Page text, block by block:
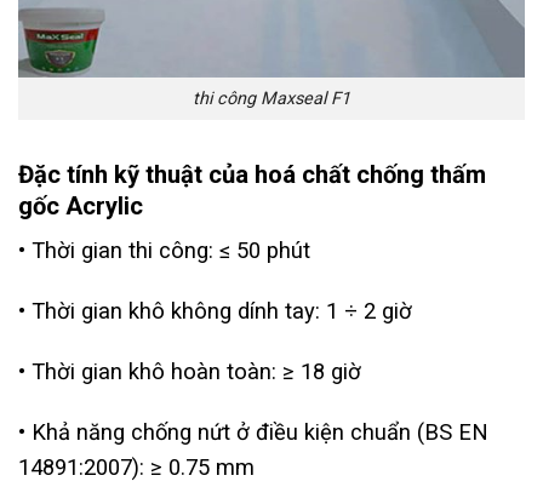
thi công Maxseal F1
Đặc tính kỹ thuật của hoá chất chống thấm
gốc Acrylic
• Thời gian thi công: ≤ 50 phút
• Thời gian khô không dính tay: 1 ÷ 2 giờ
• Thời gian khô hoàn toàn: ≥ 18 giờ
• Khả năng chống nứt ở điều kiện chuẩn (BS EN
14891:2007): ≥ 0.75 mm